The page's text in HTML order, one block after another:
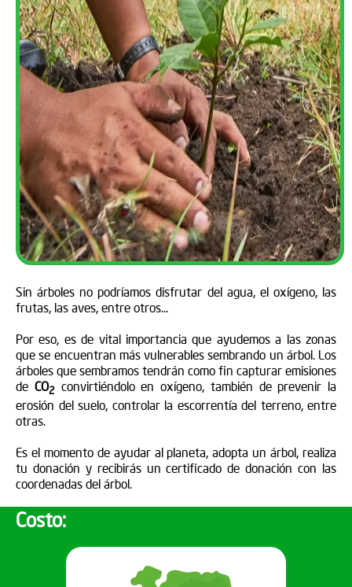
Sin árboles no podríamos disfrutar del agua, el oxígeno, las
frutas, las aves, entre otros...
Por eso, es de vital importancia que ayudemos a las zonas
que se encuentran más vulnerables sembrando un árbol. Los
árboles que sembramos tendrán como fin capturar emisiones
de CO2convirtiéndolo en oxígeno, también de prevenir la
erosión del suelo, controlar la escorrentía del terreno, entre
otras.
Es el momento de ayudar al planeta, adopta un árbol, realiza
tu donación y recibirás un certificado de donación con las
coordenadas del árbol.
Costo: